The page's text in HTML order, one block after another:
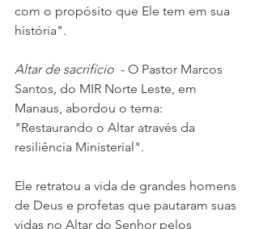
com o propósito que Ele tem em sua
história".
Altar de sacrifício
  - O Pastor Marcos
Santos, do MIR Norte Leste, em
Manaus, abordou o tema:
"Restaurando o Altar através da
resiliência Ministerial".
Ele retratou a vida de grandes homens
de Deus e profetas que pautaram suas
vidas no Altar do Senhor pelos